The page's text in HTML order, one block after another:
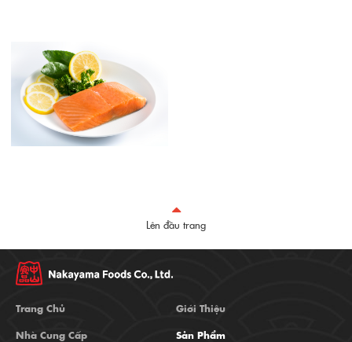
Lên đầu trang
Trang Chủ Giới Thiệu
Nhà Cung Cấp Sản Phẩm